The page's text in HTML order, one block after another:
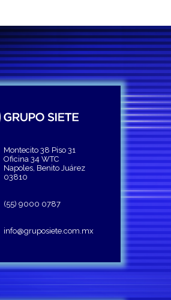
Montecito 38 Piso 31
Oficina 34 WTC
Napoles, Benito Juárez
03810
(55) 9000 0787
info@gruposiete.com.mx